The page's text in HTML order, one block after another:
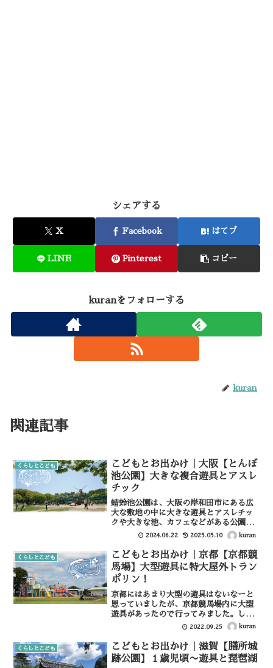
シェアする
X Facebook はてブ
LINE Pinterest コピー
kuranをフォローする
kuran
関連記事
くらしとこども
こどもとお出かけ｜大阪【とんぼ
池公園】大きな複合遊具とアスレ
チック
蜻蛉池公園は、大阪の岸和田市にある広
大な敷地の中に大きな遊具とアスレチッ
クや大きな池、カフェなどがある公園。
幼児用の複合遊具に、小学生向けの大き
学年まで遊べる公園です。とんぼ池公園
について大きな遊具とアス...
2024.06.22 2025.05.10 kuran
くらしとこども
こどもとお出かけ｜京都【京都競
馬場】大型遊具に特大屋外トラン
ポリン！
京都にはあまり大型の遊具はないなーと
思っていましたが、京都競馬場内に大型
遊具があったので行ってみました。しか
も大型遊具だけでなく、他ではみたこと
に嬉しい屋内キッズルーム、さらに施設
内にはフードコートもあり...
2022.09.25 kuran
くらしとこども
こどもとお出かけ｜滋賀【膳所城
跡公園】１歳児頃〜遊具と琵琶湖